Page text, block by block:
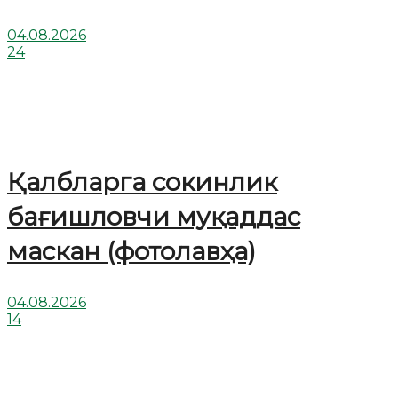
04.08.2026
24
Қалбларга сокинлик
бағишловчи муқаддас
маскан (фотолавҳа)
04.08.2026
14